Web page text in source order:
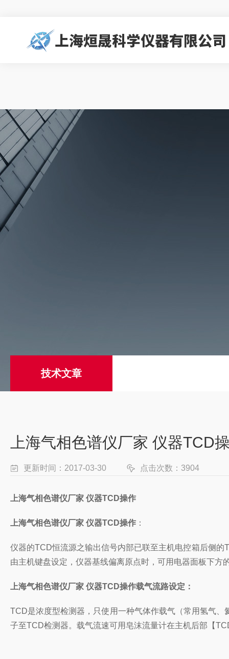
技术文章
上海气相色谱仪厂家 仪器TCD
更新时间：2017-03-30 点击次数：3904
上海气相色谱仪厂家 仪器TCD操作
上海气相色谱仪厂家 仪器TCD操作 ：
仪器的TCD恒流源之输出信号内部已联至主机电控箱后侧
由主机键盘设定，仪器基线偏离原点时，可用电器面板下方
上海气相色谱仪厂家 仪器TCD操作载气流路设定：
TCD是浓度型检测器，只使用一种气体作载气（常用氢气
子至TCD检测器。载气流速可用皂沫流量计在主机后部【